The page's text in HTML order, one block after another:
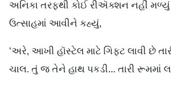
અનિકા તરફથી કોઈ રીઍક્શન નહીં
ઉત્સાહમાં આવીને કહ્યું,
‘અરે, આખી હૉસ્ટેલ માટે ગિફ્ટ લાવી છે
ચાલ. તું જ તેને હાથ પકડી... તારી રૂમમાં